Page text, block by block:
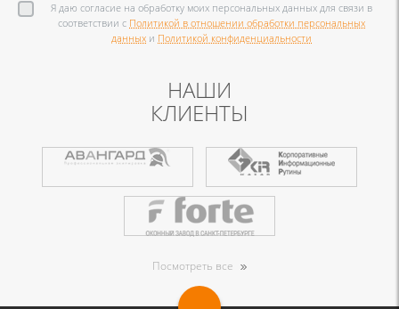
Я даю согласие на обработку моих персональных данных для связи в
соответствии с Политикой в отношении обработки персональных
данных и Политикой конфиденциальности
НАШИ
КЛИЕНТЫ
Посмотреть все